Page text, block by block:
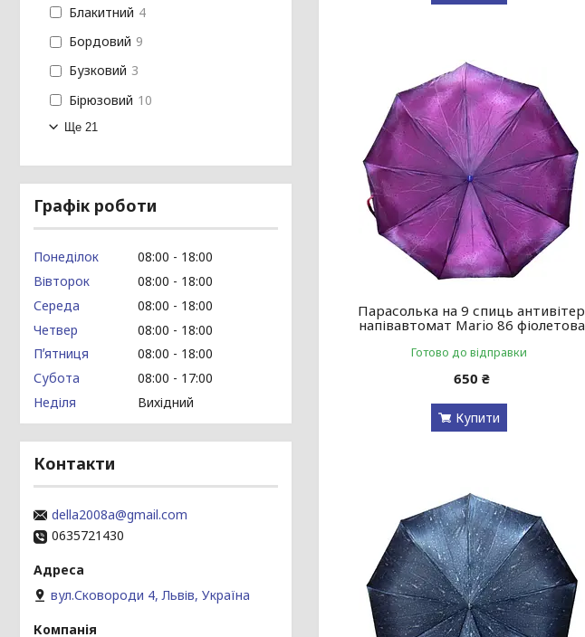
Парасолька на 9 спиць антивітер
напівавтомат Mario 86 фіолетова
Готово до відправки
650 ₴
Купити
Блакитний 4
Бордовий 9
Бузковий 3
Бірюзовий 10
Ще 21
Графік роботи
Понеділок 08:00
18:00
Вівторок
08:00
18:00
Середа
08:00
18:00
Четвер
08:00
18:00
Пʼятниця
08:00
18:00
Субота
08:00
17:00
Неділя
Вихідний
Контакти
della2008a@gmail.com
0635721430
вул.Сковороди 4, Львів, Україна